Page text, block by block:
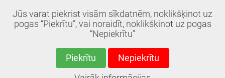
© 2018, Ādažu BJSS. Visas tiesības aizsargātas.
Jūs varat piekrist visām sīkdatnēm, noklikšķinot uz
pogas “Piekrītu”, vai noraidīt, noklikšķinot uz pogas
“Nepiekrītu”
Piekrītu
Nepiekrītu